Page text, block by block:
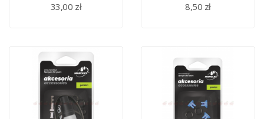
33,00 zł 8,50 zł